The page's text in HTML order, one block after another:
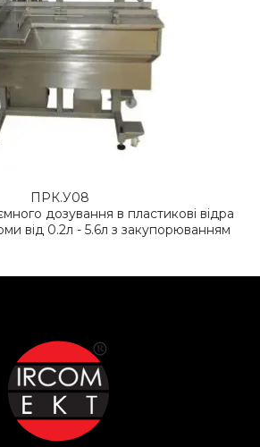
ПРК.У08
дозування в пластикові відра
від 0.2л - 5.6л з закупорюванням